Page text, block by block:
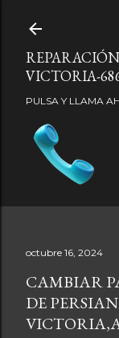
VICTORIA-
PULSA Y LLAMA
octubre 16, 2024
CAMBIAR
DE